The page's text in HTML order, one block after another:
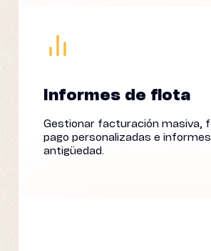
Informes de flota
Gestionar facturación masiva,
pago personalizadas e
antigüedad.